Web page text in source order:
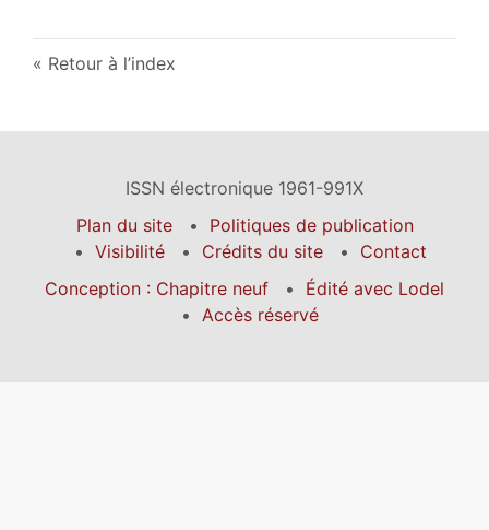
Retour à l’index
ISSN électronique 1961-991X
Plan du site
Politiques de publication
Visibilité
Crédits du site
Contact
Conception : Chapitre neuf
Édité avec Lodel
Accès réservé